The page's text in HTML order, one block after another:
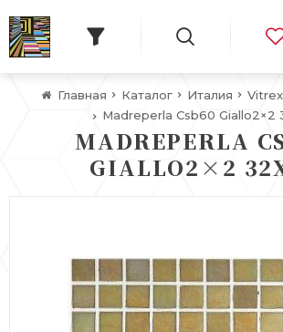
Главная Каталог Италия Vitrex
Madreperla Csb60 Giallo2×2
MADREPERLA
GIALLO2×2